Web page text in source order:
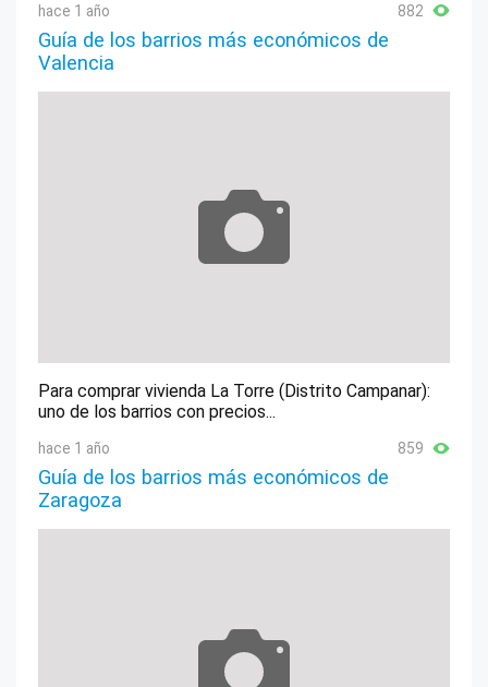
hace 1 año 882
Guía de los barrios más económicos de
Valencia
Para comprar vivienda La Torre (Distrito Campanar):
uno de los barrios con precios...
hace 1 año 859
Guía de los barrios más económicos de
Zaragoza